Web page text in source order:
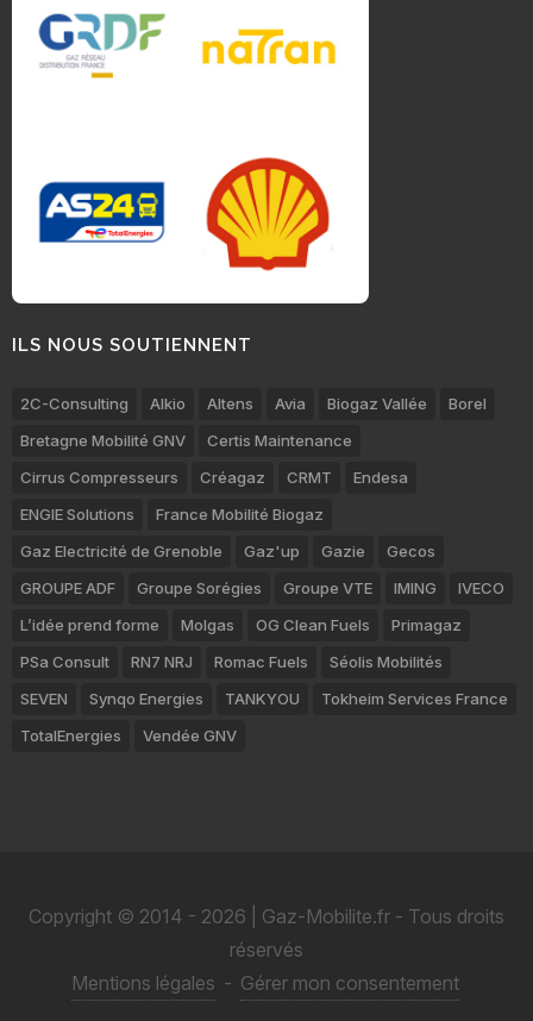
ILS NOUS SOUTIENNENT
2C-Consulting Alkio Altens Avia Biogaz Vallée
Borel
Bretagne Mobilité GNV
Certis Maintenance
Cirrus Compresseurs
Créagaz CRMT
Endesa
ENGIE Solutions
France Mobilité Biogaz
Gaz Electricité de Grenoble
Gaz'up Gazie
Gecos
GROUPE ADF
Groupe Sorégies Groupe VTE IMING
IVECO
L’idée prend forme
Molgas OG Clean Fuels
Primagaz
PSa Consult
RN7 NRJ Romac Fuels
Séolis Mobilités
SEVEN
Synqo Energies TANKYOU
Tokheim Services France
TotalEnergies
Vendée GNV
Copyright © 2014 - 2026 | Gaz-Mobilite.fr - Tous droits
réservés
Mentions légales - Gérer mon consentement